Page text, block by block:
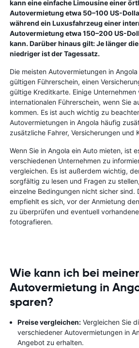
kann eine einfache Limousine einer
Autovermietung etwa 50–100 US-
während ein Luxusfahrzeug einer
Autovermietung etwa 150–200 US-
kann. Darüber hinaus gilt: Je länger
niedriger ist der Tagessatz.
Die meisten Autovermietungen in
gültigen Führerschein, einen
gültige Kreditkarte. Einige Unternehmen
internationalen Führerschein, wenn Sie
kommen. Es ist auch wichtig zu
Autovermietungen in Angola häufig
zusätzliche Fahrer, Versicherungen und
Wenn Sie in Angola ein Auto mieten, ist
verschiedenen Unternehmen zu
vergleichen. Es ist außerdem wichtig,
sorgfältig zu lesen und Fragen zu
einzelne Bedingungen nicht sicher sind.
empfiehlt es sich, vor der Anmietung
zu überprüfen und eventuell
fotografieren.
Wie kann ich bei meiner
Autovermietung in
sparen?
Preise vergleichen: Vergleichen Sie
verschiedener Autovermietungen in
Angebot zu erhalten.